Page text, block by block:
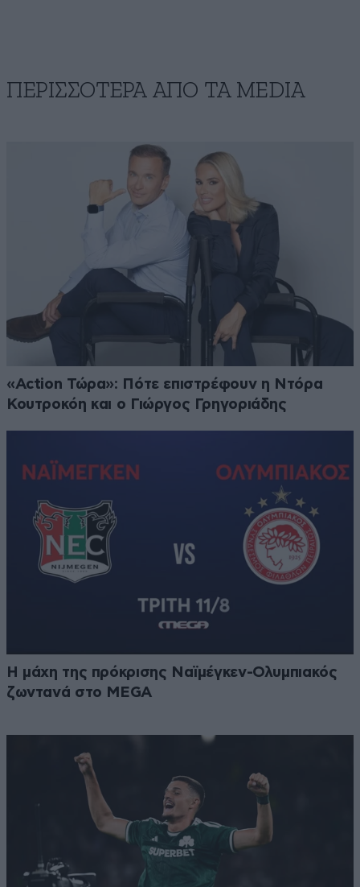
ΠΕΡΙΣΣΟΤΕΡΑ ΑΠΟ ΤA MEDIA
«Action Τώρα»: Πότε επιστρέφουν η Ντόρα
Κουτροκόη και ο Γιώργος Γρηγοριάδης
Η μάχη της πρόκρισης Ναϊμέγκεν-Ολυμπιακός
ζωντανά στο MEGA